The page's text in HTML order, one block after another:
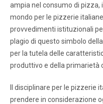
ampia nel consumo di pizza,
mondo per le pizzerie
provvedimenti istituzionali
plagio di questo simbolo
per la tutela delle
produttivo e della primarietà
Il disciplinare per le pizzerie
prendere in considerazione